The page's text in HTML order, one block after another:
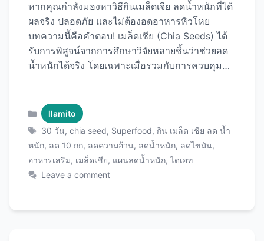
หากคุณกำลังมองหาวิธีกินเมล็ดเจีย ลดน้ำหนักที่ได้
ผลจริง ปลอดภัย และไม่ต้องอดอาหารหิวโหย
บทความนี้คือคำตอบ! เมล็ดเชีย (Chia Seeds) ได้
รับการพิสูจน์จากการศึกษาวิจัยหลายชิ้นว่าช่วยลด
น้ำหนักได้จริง โดยเฉพาะเมื่อรวมกับการควบคุม
กิโลกรัมภายใน 30 วันอย่างละเอียด พร้อมตาราง
เมนู วิธีกินที่ถูกต้อง เวลาที่เหมาะสม และเคล็ดลับที่
จะทำให้คุณประสบความสำเร็จด้วย เมล็ดเชีย
คุณภาพพรีเมียม ที่จะช่วยเปลี่ยนชีวิตคุณได้ในเวลา
เพียง 1 เดือน! ทำไมเมล็ดเชียถึงช่วยลดน้ำหนักได้?
ทันที แต่เป็น superfood ที่ทำงานร่วมกับร่างกาย
Categories
llamito
Tags
30 วัน,chia seed, Superfood,กิน เมล็ด เชีย ลด น้ำ
หนัก, ลด 10 กก, ลดความอ้วน, ลดน้ำหนัก, ลดไขมัน,
อาหารเสริม, เมล็ดเชีย, แผนลดน้ำหนัก,ไดเอท
Leave a comment